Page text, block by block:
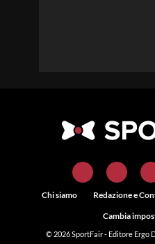
Chi siamo Redazione e
Cambia
© 2026SportFair- Editore Ergo